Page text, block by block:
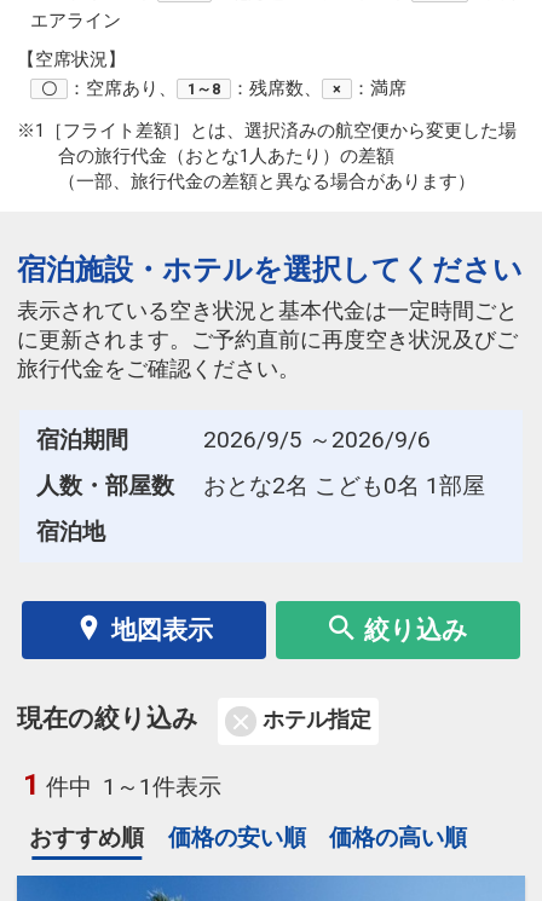
エアライン
【空席状況】
〇 ：空席あり、 1～8 ：残席数、 ×
：満席
※1［フライト差額］とは、選択済みの航空便から変更した場
合の旅行代金（おとな1人あたり）の差額
（一部、旅行代金の差額と異なる場合があります）
宿泊施設・ホテルを選択してください
表示されている空き状況と基本代金は一定時間ごと
に更新されます。ご予約直前に再度空き状況及びご
旅行代金をご確認ください。
宿泊期間
2026/9/5 ～2026/9/6
人数・部屋数
おとな2名 こども0名 1部屋
宿泊地
地図表示 絞り込み
現在の絞り込み ホテル指定
1 件中 1～1件表示
おすすめ順
価格の安い順 価格の高い順